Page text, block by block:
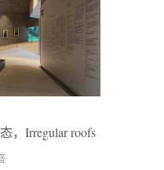
，Irregular roofs